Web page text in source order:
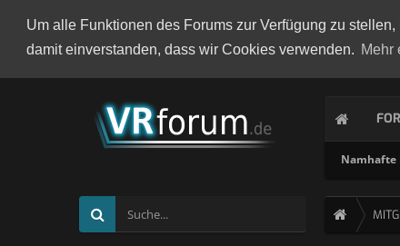
Um alle Funktionen des Forums zur Verfügung zu
damit einverstanden, dass wir Cookies verwenden. Mehr